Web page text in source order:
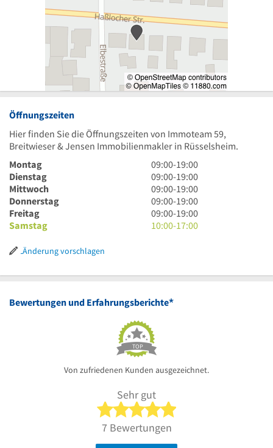
Öffnungszeiten
Hier finden Sie die Öffnungszeiten von Immoteam 59,
Breitwieser & Jensen Immobilienmakler in Rüsselsheim.
Montag
9
Uhr
bis
19
Uhr
09:00-19:00
Dienstag
9
Uhr
bis
19
Uhr
09:00-19:00
Mittwoch
9
Uhr
bis
19
09:00-19:00
Donnerstag
9
Uhr
bis
09:00-19:00
Freitag
9
Uhr
09:00-19:00
Samstag
10
Uhr
10:00-17:00
Änderung vorschlagen
Bewertungen und Erfahrungsberichte*
TOP
Von zufriedenen Kunden ausgezeichnet.
Sehr gut
5 von 5 Sternen
7 Bewertungen